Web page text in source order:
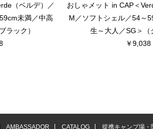
（ベルデ）／
未満／中高
ラック）
おしゃメット in CAP＜
M／ソフトシェル／54～
生～大人／SG＞（
￥9,038
AMBASSADOR CATALOG 提携キャンプ場・